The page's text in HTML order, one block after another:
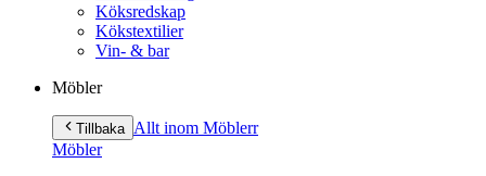
Köksredskap
Kökstextilier
Vin- & bar
Möbler
Tillbaka Allt inom Möblerr
Möbler